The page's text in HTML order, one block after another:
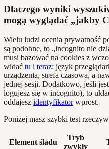
Dlaczego wyniki
mogą wyglądać „jakby
Wielu ludzi ocenia prywatność
są podobne, to „incognito nie
musi bazować na cookies z
widać tu i teraz: język
urządzenia, strefa czasowa, a
jednej sesji. Dodatkowo, jeśli
logujesz się w incognito), to
oddajesz identyfikatorwprost.
Poniżej masz szybki test
Element śladu
Tryb
zwykły